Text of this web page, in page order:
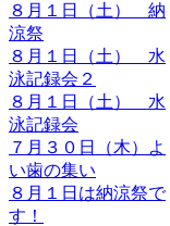
８月１日（土） 納
涼祭
８月１日（土） 水
泳記録会２
８月１日（土） 水
泳記録会
７月３０日（木）よ
い歯の集い
８月１日は納涼祭で
す！